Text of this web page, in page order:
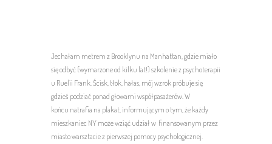
Jechałam metrem z Brooklynu na Manhattan, gdzie miało
się odbyć (wymarzone od kilku lat!) szkolenie z psychoterapii
u Ruelii Frank. Ścisk, tłok, hałas, mój wzrok próbuje się
gdzieś podziać ponad głowami współpasażerów. W
końcu natrafia na plakat, informującym o tym, że każdy
mieszkaniec NY może wziąć udział w finansowanym przez
miasto warsztacie z pierwszej pomocy psychologicznej.